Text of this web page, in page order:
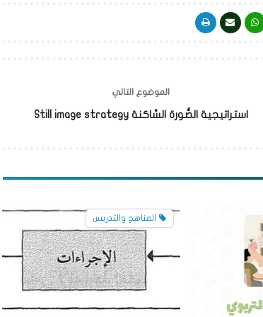
الموضوع التالي
استراتيجية الصُّورة السَّاكنة Still image strategy
المناهج والتدريس